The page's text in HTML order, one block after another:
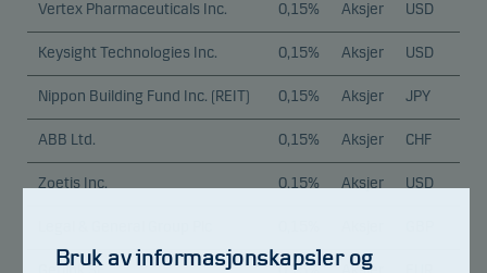
Vertex Pharmaceuticals Inc. 0,15% Aksjer USD
Keysight Technologies Inc. 0,15% Aksjer USD
Nippon Building Fund Inc. (REIT) 0,15% Aksjer JPY
ABB Ltd. 0,15% Aksjer CHF
Zoetis Inc. 0,15% Aksjer USD
Bruk av informasjonskapsler og